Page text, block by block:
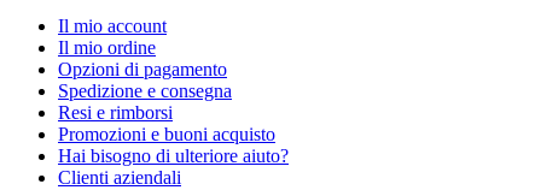
Il mio account
Il mio ordine
Opzioni di pagamento
Spedizione e consegna
Resi e rimborsi
Promozioni e buoni acquisto
Hai bisogno di ulteriore aiuto?
Clienti aziendali